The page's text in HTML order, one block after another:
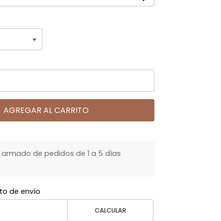
AGREGAR AL CARRITO
de pedidos de 1 a 5 días
de envío
CALCULAR